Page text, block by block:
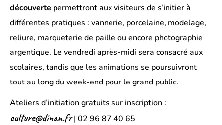
découverte permettront aux visiteurs de s’initier à
différentes pratiques : vannerie, porcelaine, modelage,
reliure, marqueterie de paille ou encore photographie
argentique. Le vendredi après-midi sera consacré aux
scolaires, tandis que les animations se poursuivront
tout au long du week-end pour le grand public.
Ateliers d’initiation gratuits sur inscription :
culture@dinan.fr| 02 96 87 40 65